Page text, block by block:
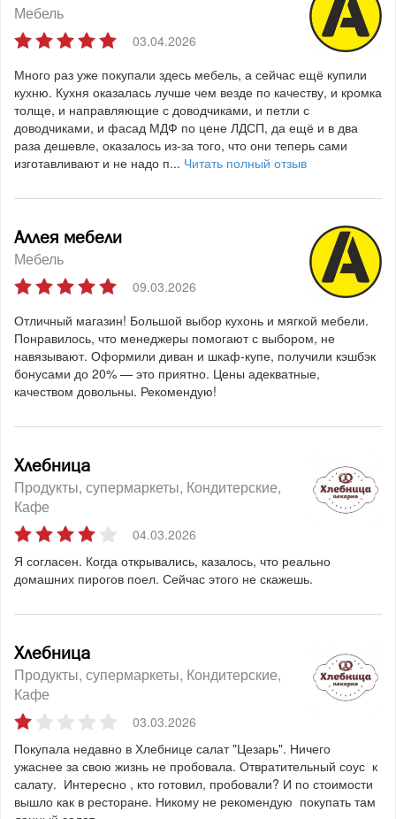
Мебель
03.04.2026
Много раз уже покупали здесь мебель, а сейчас ещё купили
кухню. Кухня оказалась лучше чем везде по качеству, и кромка
толще, и направляющие с доводчиками, и петли с
доводчиками, и фасад МДФ по цене ЛДСП, да ещё и в два
раза дешевле, оказалось из-за того, что они теперь сами
изготавливают и не надо п... Читать полный отзыв
Аллея мебели
Мебель
09.03.2026
Отличный магазин! Большой выбор кухонь и мягкой мебели.
Понравилось, что менеджеры помогают с выбором, не
навязывают. Оформили диван и шкаф-купе, получили кэшбэк
бонусами до 20% — это приятно. Цены адекватные,
качеством довольны. Рекомендую!
Хлебница
Продукты, супермаркеты Кондитерские
Кафе
04.03.2026
Я согласен. Когда открывались, казалось, что реально
домашних пирогов поел. Сейчас этого не скажешь.
Хлебница
Продукты, супермаркеты Кондитерские
Кафе
03.03.2026
Покупала недавно в Хлебнице салат "Цезарь". Ничего
ужаснее за свою жизнь не пробовала. Отвратительный соус к
салату. Интересно , кто готовил, пробовали? И по стоимости
вышло как в ресторане. Никому не рекомендую покупать там